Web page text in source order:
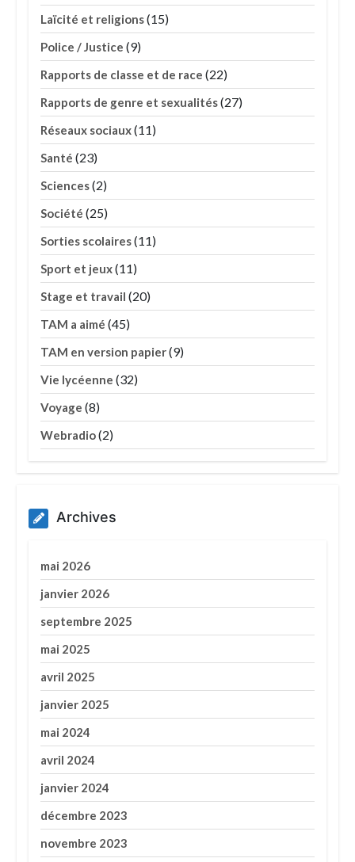
Laïcité et religions(15)
Police / Justice (9)
Rapports de classe et de race (22)
Rapports de genre et sexualités(27)
Réseaux sociaux(11)
Santé (23)
Sciences(2)
Société (25)
Sorties scolaires(11)
Sport et jeux(11)
Stage et travail (20)
TAM a aimé (45)
TAM en version papier(9)
Vie lycéenne (32)
Voyage (8)
Webradio(2)
Archives
mai 2026
janvier 2026
septembre 2025
mai 2025
avril 2025
janvier 2025
mai 2024
avril 2024
janvier 2024
décembre 2023
novembre 2023